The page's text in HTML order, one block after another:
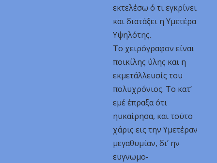
εκτελέσω ό τι εγκρίνει
και διατάξει η Υμετέρα
Υψηλότης.
Το χειρόγραφον είναι
ποικίλης ύλης και η
εκμετάλλευσίς του
πολυχρόνιος. Το κατ’
εμέ έπραξα ότι
ηυκαίρησα, και τούτο
χάρις εις την Υμετέραν
μεγαθυμίαν, δι’ ην
ευγνωμο-